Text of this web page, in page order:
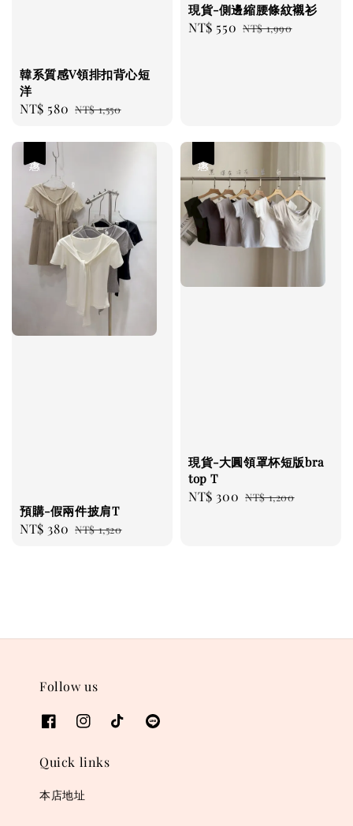
韓系質感V領排扣背心短
洋
Sale
NT$ 580 Regular
NT$ 1,550
現貨-側邊縮腰條紋襯衫
Sale
NT$ 550 Regular
NT$ 1,990
預購-假兩件披肩T
Sale
NT$ 380 Regular
NT$ 1,520
現貨-大圓領罩杯短版bra
top T
Sale
NT$ 300 Regular
NT$ 1,200
Follow us
Quick links
本店地址